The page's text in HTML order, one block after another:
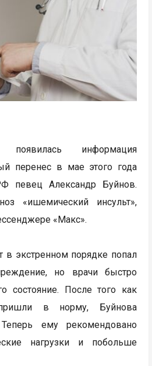
информация
перенес в мае этого года
певец Александр Буйнов.
«ишемический инсульт»,
«Макс».
в экстренном порядке попал
но врачи быстро
состояние. После того как
в норму, Буйнова
ему рекомендовано
нагрузки и побольше